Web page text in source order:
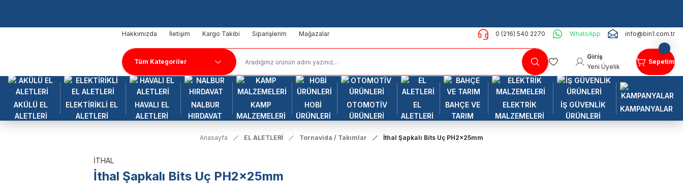
Hakkımızda İletişim Kargo Takibi Siparişlerim Mağazalar 0 (216) 540 2270 WhatsApp info@bin1.com.tr
Giriş
Yeni Üyelik
Sepetim
AKÜLÜ EL
ALETLERİ
ELEKTİRİKLİ EL
ALETLERİ
HAVALI EL
ALETLERİ
NALBUR
HIRDAVAT
KAMP
MALZEMELERİ
HOBİ
ÜRÜNLERİ
OTOMOTİV
ÜRÜNLERİ
EL
ALETLERİ
BAHÇE VE
TARIM
ELEKTRİK
MALZEMELERİ
İŞ GÜVENLİK
ÜRÜNLERİ
KAMPANYALAR
Anasayfa EL ALETLERİ Tornavida / Takımlar İthal Şapkalı Bits Uç PH2x25mm
İTHAL
İthal Şapkalı Bits Uç PH2x25mm